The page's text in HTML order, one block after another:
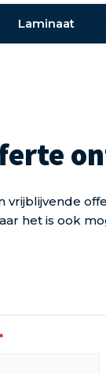
Laminaat
vrijblijvende
het is ook
*